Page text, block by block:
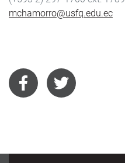
mchamorro@usfq.edu.ec